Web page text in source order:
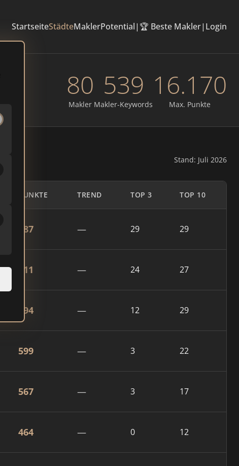
StartseiteStädteMaklerPotential| 🏆 Beste Makler| Login
80
Makler
539
Makler-Keywords
16.170
Max. Punkte
Stand: Juli 2026
PUNKTE TREND TOP 3 TOP 10
887 — 29 29
811 — 24 27
794 — 12 29
599 — 3 22
567 — 3 17
464 — 0 12